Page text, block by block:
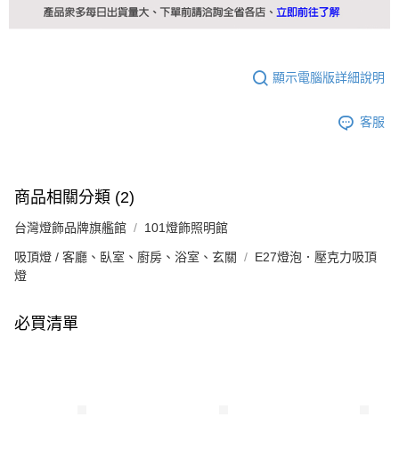
顯示電腦版詳細說明
客服
商品相關分類 (2)
台灣燈飾品牌旗艦館 101燈飾照明館
吸頂燈 / 客廳、臥室、廚房、浴室、玄關
E27燈泡．壓克力吸頂
燈
必買清單